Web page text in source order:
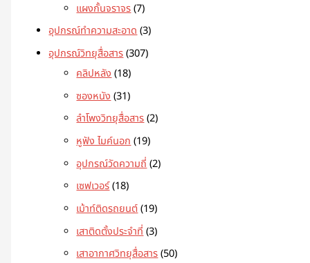
แผงกั้นจราจร 7
อุปกรณ์ทำความสะอาด 3
อุปกรณ์วิทยุสื่อสาร 307
คลิปหลัง 18
ซองหนัง 31
ลำโพงวิทยุสื่อสาร 2
หูฟัง ไมค์นอก 19
อุปกรณ์วัดความถี่ 2
เซฟเวอร์ 18
เม้าท์ติดรถยนต์ 19
เสาติดตั้งประจำที่ 3
เสาอากาศวิทยุสื่อสาร 50